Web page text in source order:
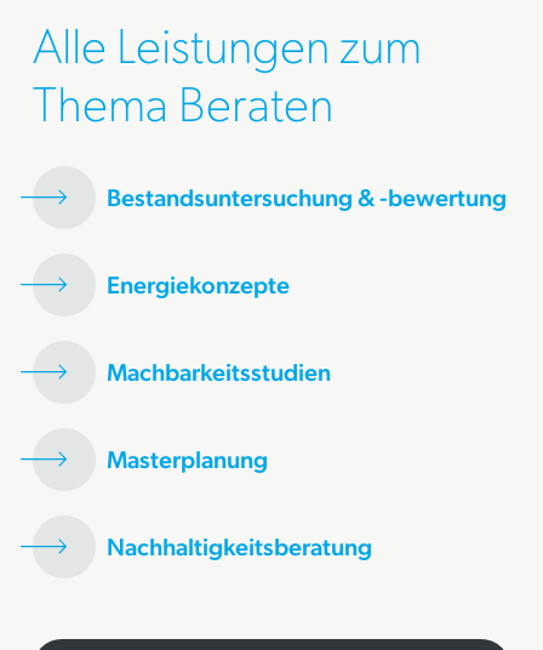
Alle Leistungen zum
Thema Beraten
Bestandsuntersuchung & -bewertung
Energiekonzepte
Machbarkeitsstudien
Masterplanung
Nachhaltigkeitsberatung